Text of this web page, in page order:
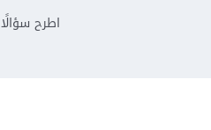
اطرح سؤالًا